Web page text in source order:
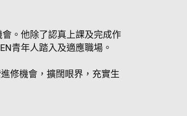
。他除了認真上課及完成作
青年人踏入及適應職場。
修機會，擴闊眼界，充實生